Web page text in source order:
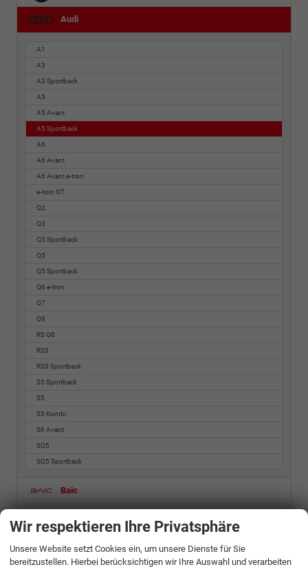
Audi
A1
A3
A3 Sportback
A5
A5 Avant
A5 Sportback
A6
A6 Avant
A6 Avant e-tron
e-tron GT
Q2
Q3
Q3 Sportback
Q5
Q5 Sportback
Q6 e-tron
Q7
Q8
RS Q8
RS3
RS3 Sportback
S3 Sportback
S5
S5 Kombi
S6 Avant
SQ5
SQ5 Sportback
Baic
Wir respektieren Ihre Privatsphäre
Unsere Website setzt Cookies ein, um unsere Dienste für Sie
bereitzustellen. Hierbei berücksichtigen wir Ihre Auswahl und verarbeiten